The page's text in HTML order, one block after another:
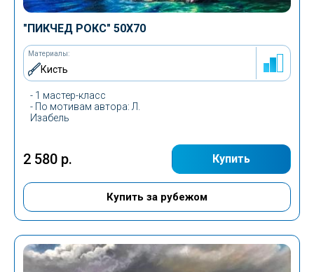
"ПИКЧЕД РОКС" 50Х70
- 1 мастер-класс
- По мотивам автора: Л.
Изабель
Материалы:
Кисть
Купить
2 580 р.
Купить за рубежом